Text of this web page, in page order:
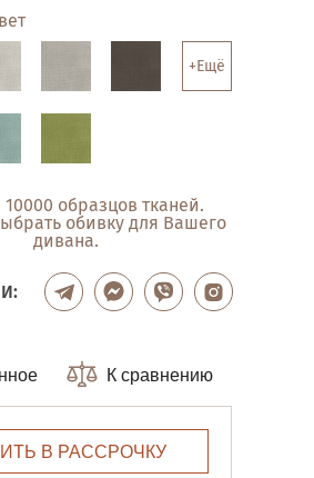
+Ещё
10000 образцов тканей.
обивку для Вашего
дивана.
К сравнению
В РАССРОЧКУ